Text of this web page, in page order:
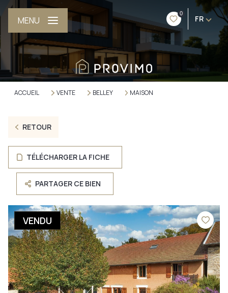
0
FR
MENU
ACCUEIL VENTE BELLEY MAISON
RETOUR
TÉLÉCHARGER LA FICHE
PARTAGER CE BIEN
VENDU